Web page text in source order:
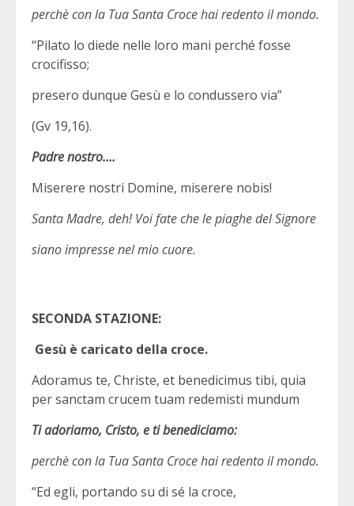
perchè con la Tua Santa Croce hai redento il mondo.
“Pilato lo diede nelle loro mani perché fosse
crocifisso;
presero dunque Gesù e lo condussero via”
(Gv 19,16).
Padre nostro….
Miserere nostri Domine, miserere nobis!
Santa Madre, deh! Voi fate che le piaghe del Signore
siano impresse nel mio cuore.
SECONDA STAZIONE:
Gesù è caricato della croce.
Adoramus te, Christe, et benedicimus tibi, quia
per sanctam crucem tuam redemisti mundum
Ti adoriamo, Cristo, e ti benediciamo:
perchè con la Tua Santa Croce hai redento il mondo.
“Ed egli, portando su di sé la croce,